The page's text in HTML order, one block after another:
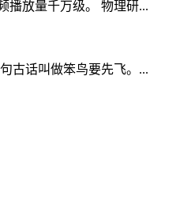
播放量千万级。 物理研...
古话叫做笨鸟要先飞。...